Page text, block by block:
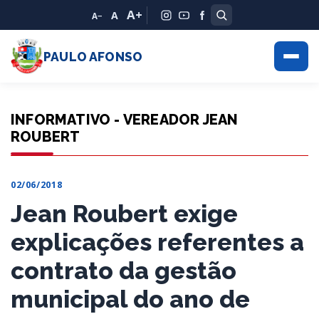
A− A A+
PAULO AFONSO
INFORMATIVO - VEREADOR JEAN
ROUBERT
02/06/2018
Jean Roubert exige
explicações referentes a
contrato da gestão
municipal do ano de